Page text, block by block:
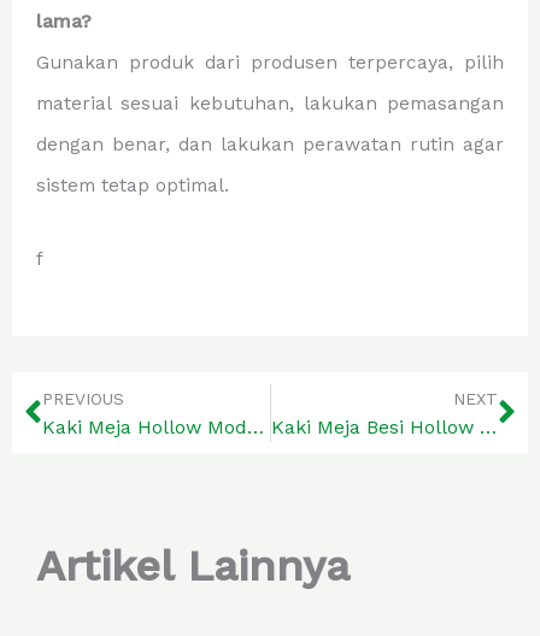
lama?
Gunakan produk dari produsen terpercaya, pilih
material sesuai kebutuhan, lakukan pemasangan
dengan benar, dan lakukan perawatan rutin agar
sistem tetap optimal.
f
PREVIOUS
Kaki Meja Hollow Modern untuk Meja yang Stylish
NEXT
Kaki Meja Besi Hollow Tepat untuk Furnitur Tahan Lama
Artikel Lainnya